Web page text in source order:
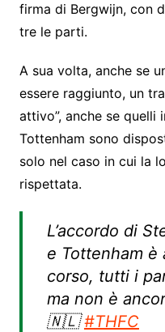
firma di Bergwijn, con
tre le parti.
A sua volta, anche se
essere raggiunto, un
attivo”, anche se quelli
Tottenham sono
solo nel caso in cui la
rispettata.
L’accordo di
e Tottenham è
corso, tutti i
ma non è
🇳🇱#THFC